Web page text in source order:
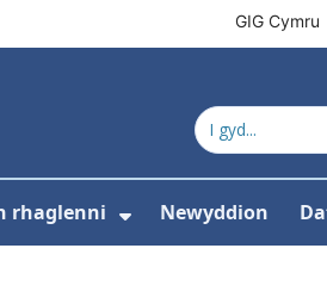
GIG Cymru
ar gyfer Cyfeiriadur
rhaglenni Newyddion